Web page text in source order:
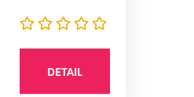
DETAIL